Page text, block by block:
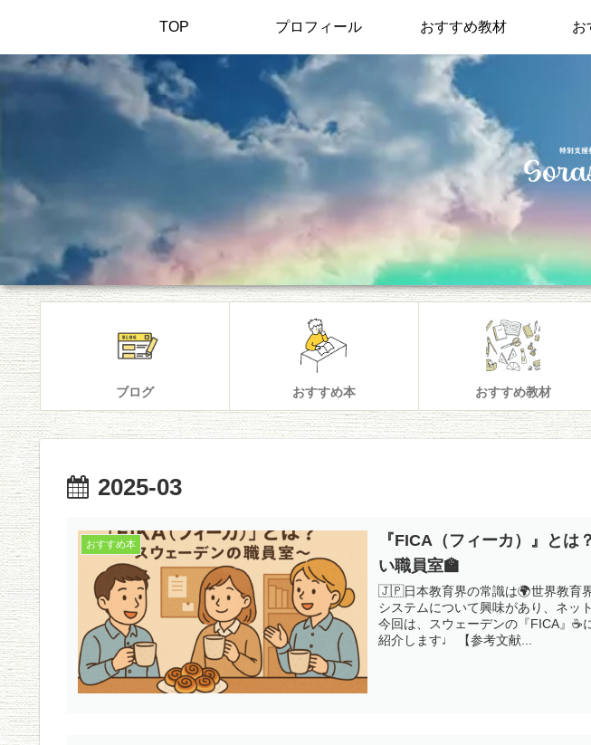
TOP プロフィール おすすめ教材 お
ブログ おすすめ本 おすすめ教材
2025-03
おすすめ本
『FICA（フィーカ）』と
い職員室🏫
🇯🇵日本教育界の常識は🌍世界教育
システムについて興味があり、ネッ
今回は、スウェーデンの『FICA』☕️
紹介します♩ 【参考文献...